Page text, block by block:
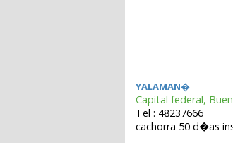
YALAMAN�
Capital federal,
Tel : 48237666
cachorra 50 d�as